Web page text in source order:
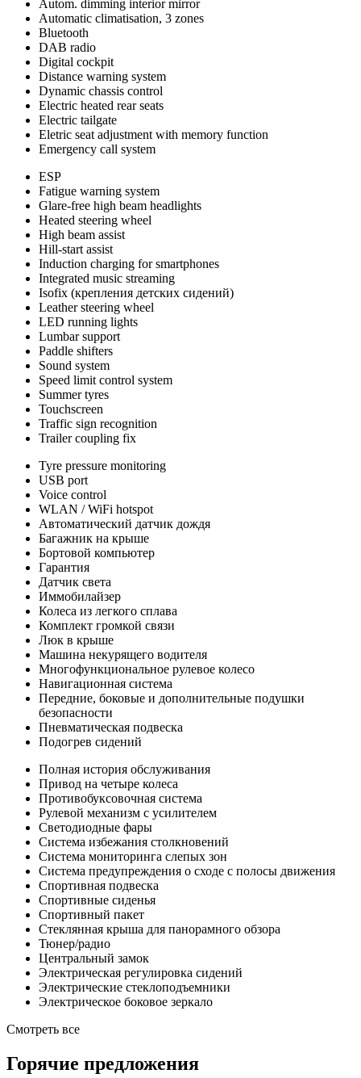
Autom. dimming interior mirror
Automatic climatisation, 3 zones
Bluetooth
DAB radio
Digital cockpit
Distance warning system
Dynamic chassis control
Electric heated rear seats
Electric tailgate
Eletric seat adjustment with memory function
Emergency call system
ESP
Fatigue warning system
Glare-free high beam headlights
Heated steering wheel
High beam assist
Hill-start assist
Induction charging for smartphones
Integrated music streaming
Isofix (крепления детских сидений)
Leather steering wheel
LED running lights
Lumbar support
Paddle shifters
Sound system
Speed limit control system
Summer tyres
Touchscreen
Traffic sign recognition
Trailer coupling fix
Tyre pressure monitoring
USB port
Voice control
WLAN / WiFi hotspot
Автоматический датчик дождя
Багажник на крыше
Бортовой компьютер
Гарантия
Датчик света
Иммобилайзер
Колеса из легкого сплава
Комплект громкой связи
Люк в крыше
Машина некурящего водителя
Многофункциональное рулевое колесо
Навигационная система
Передние, боковые и дополнительные подушки
безопасности
Пневматическая подвеска
Подогрев сидений
Полная история обслуживания
Привод на четыре колеса
Противобуксовочная система
Рулевой механизм с усилителем
Светодиодные фары
Система избежания столкновений
Система мониторинга слепых зон
Система предупреждения о сходе с полосы движения
Спортивная подвеска
Спортивные сиденья
Спортивный пакет
Стеклянная крыша для панорамного обзора
Тюнер/радио
Центральный замок
Электрическая регулировка сидений
Электрические стеклоподъемники
Электрическое боковое зеркало
Смотреть все
Горячие предложения